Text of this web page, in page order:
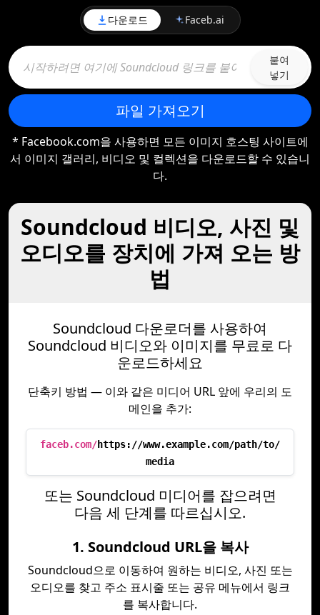
다운로드 Faceb.ai
붙여
넣기
파일 가져오기
* Facebook.com을 사용하면 모든 이미지 호스팅 사이트에
서 이미지 갤러리, 비디오 및 컬렉션을 다운로드할 수 있습니
다.
Soundcloud 비디오, 사진 및
오디오를 장치에 가져 오는 방
법
Soundcloud 다운로더를 사용하여
Soundcloud 비디오와 이미지를 무료로 다
운로드하세요
단축키 방법 — 이와 같은 미디어 URL 앞에 우리의 도
메인을 추가:
faceb.com/https://www.example.com/path/to/
media
또는 Soundcloud 미디어를 잡으려면
다음 세 단계를 따르십시오.
1. Soundcloud URL을 복사
Soundcloud으로 이동하여 원하는 비디오, 사진 또는
오디오를 찾고 주소 표시줄 또는 공유 메뉴에서 링크
를 복사합니다.